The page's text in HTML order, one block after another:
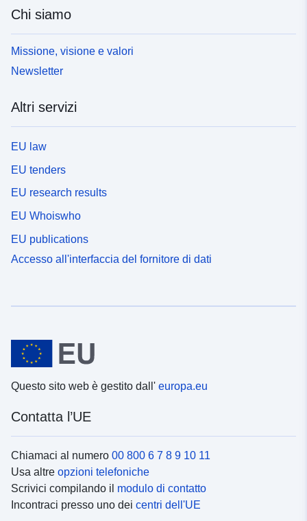
Chi siamo
Missione, visione e valori
Newsletter
Altri servizi
EU law
EU tenders
EU research results
EU Whoiswho
EU publications
Accesso all'interfaccia del fornitore di dati
Questo sito web è gestito dall' europa.eu
Contatta l’UE
Chiamaci al numero 00 800 6 7 8 9 10 11
Usa altre opzioni telefoniche
Scrivici compilando il modulo di contatto
Incontraci presso uno dei centri dell'UE